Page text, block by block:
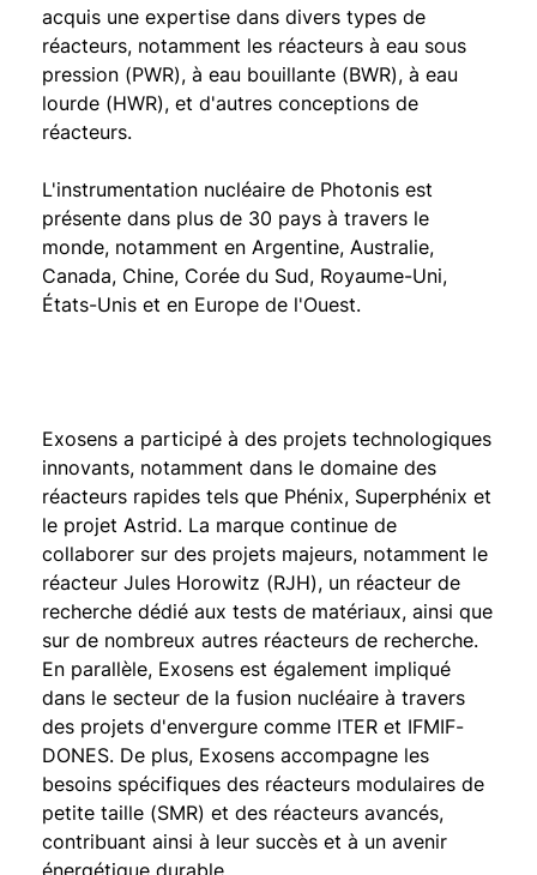
acquis une expertise dans divers types de
réacteurs, notamment les réacteurs à eau sous
pression (PWR), à eau bouillante (BWR), à eau
lourde (HWR), et d'autres conceptions de
réacteurs.
L'instrumentation nucléaire de Photonis est
présente dans plus de 30 pays à travers le
monde, notamment en Argentine, Australie,
Canada, Chine, Corée du Sud, Royaume-Uni,
États-Unis et en Europe de l'Ouest.
Exosens a participé à des projets technologiques
innovants, notamment dans le domaine des
réacteurs rapides tels que Phénix, Superphénix et
le projet Astrid. La marque continue de
collaborer sur des projets majeurs, notamment le
réacteur Jules Horowitz (RJH), un réacteur de
recherche dédié aux tests de matériaux, ainsi que
sur de nombreux autres réacteurs de recherche.
En parallèle, Exosens est également impliqué
dans le secteur de la fusion nucléaire à travers
des projets d'envergure comme ITER et IFMIF-
DONES. De plus, Exosens accompagne les
besoins spécifiques des réacteurs modulaires de
petite taille (SMR) et des réacteurs avancés,
contribuant ainsi à leur succès et à un avenir